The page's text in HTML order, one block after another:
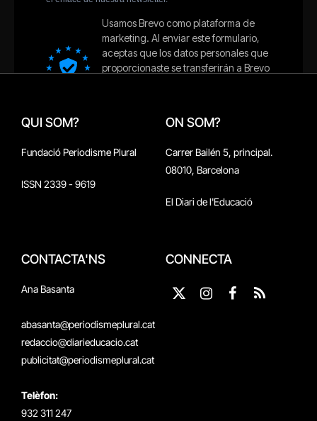
QUI SOM?
Fundació Periodisme Plural
ISSN 2339 - 9619
ON SOM?
Carrer Bailén 5, principal.
08010, Barcelona
El Diari de l'Educació
CONTACTA'NS
Ana Basanta
abasanta@periodismeplural.cat
redaccio@diarieducacio.cat
publicitat@periodismeplural.cat
Telèfon:
932 311 247
CONNECTA
X
Instagram
Facebook
RSS